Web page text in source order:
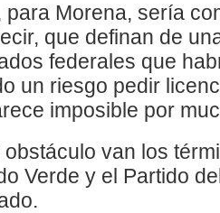
para Morena, sería
que definan de
federales que
un riesgo pedir
imposible por
van los
Verde y el Partido